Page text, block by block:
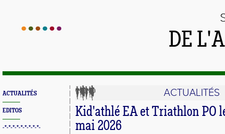
DE
ACTUALITÉS
EDITOS
-*-*-*-*-*-*-*-*-*-
ACTUALITÉS
Kid'athlé EA et Triathlon PO
mai 2026